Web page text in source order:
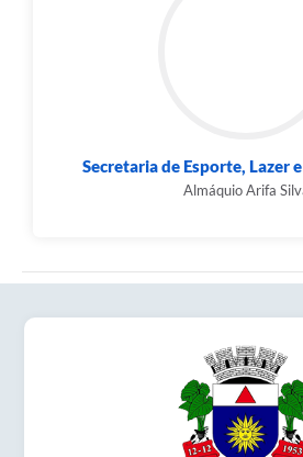
Secretaria de Esporte, Lazer
Almáquio Arifa